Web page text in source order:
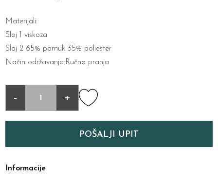
Materijali:
Sloj 1 viskoza
Sloj 2 65% pamuk 35% poliester
Način održavanja:Ručno pranja
- +
POŠALJI UPIT
Informacije